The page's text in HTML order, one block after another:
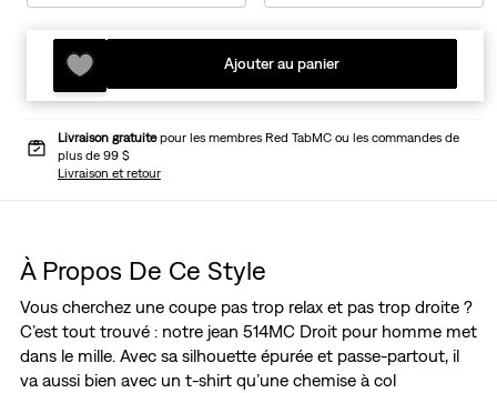
Ajouter au panier
Livraison gratuitepour les membres Red TabMC ou les commandes de
plus de 99 $
Livraison et retour
À Propos De Ce Style
Vous cherchez une coupe pas trop relax et pas trop droite ?
C’est tout trouvé : notre jean 514MC Droit pour homme met
dans le mille. Avec sa silhouette épurée et passe-partout, il
va aussi bien avec un t-shirt qu’une chemise à col